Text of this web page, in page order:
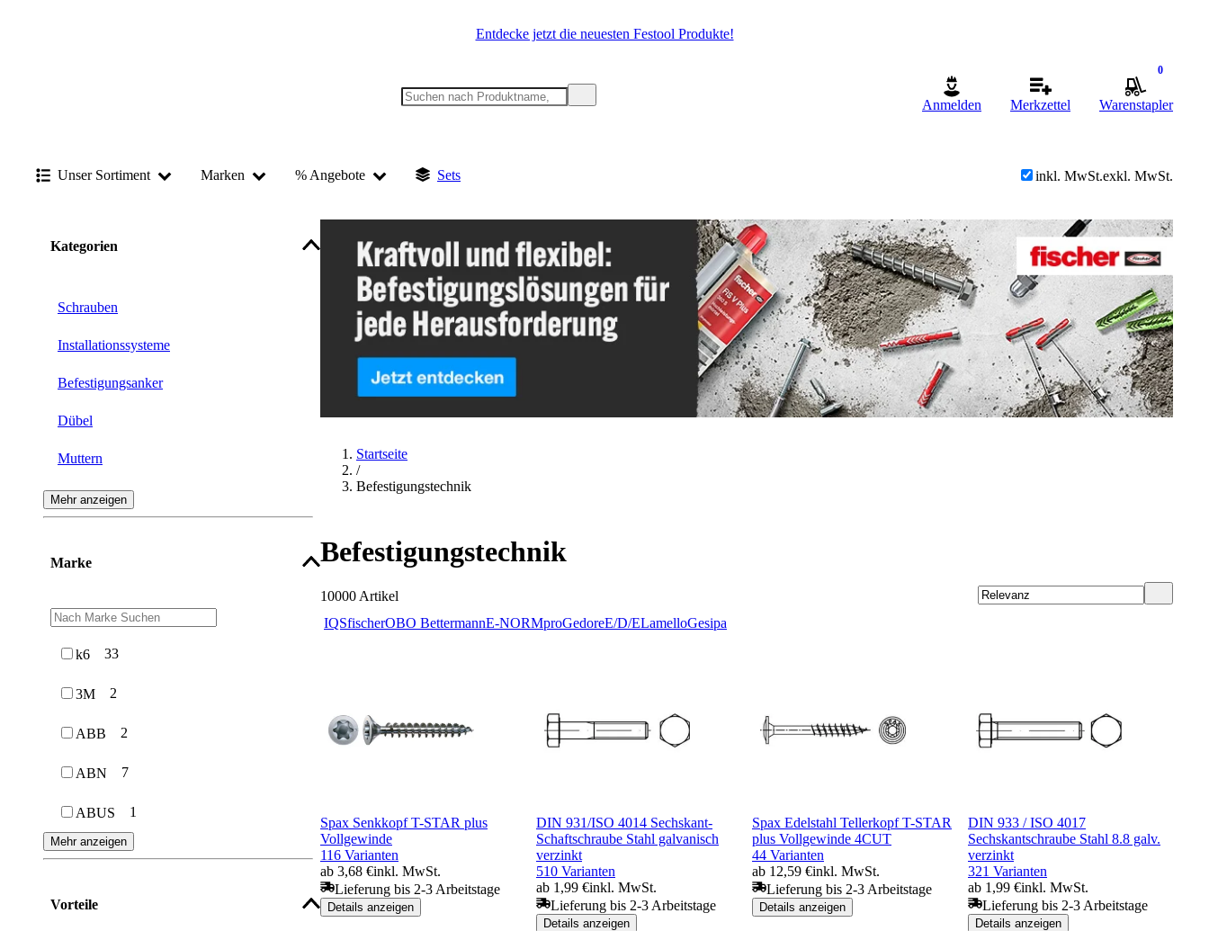
Entdecke jetzt die neuesten Festool Produkte!
Anmelden Merkzettel
0
Warenstapler
Unser Sortiment Marken % Angebote Sets inkl. MwSt.exkl. MwSt.
Kategorien
Schrauben
Installationssysteme
Befestigungsanker
Dübel
Muttern
Scheiben
Schellen
Ringe
Chemische Dübel
Verbinder
Bolzen, Passfedern & Passstifte
Gewindeeinsätze
Mehr anzeigen
Marke
k6 33
3M 2
ABB 2
ABN 7
ABUS 1
Mehr anzeigen
Vorteile
Startseite
/
Befestigungstechnik
Befestigungstechnik
10000 Artikel
IQSfischerOBO BettermannE-NORMproGedoreE/D/ELamelloGesipa
Spax Senkkopf T-STAR plus
Vollgewinde
116 Varianten
ab 3,68 €inkl. MwSt.
Lieferung bis 2-3 Arbeitstage
Details anzeigen
DIN 931/ISO 4014 Sechskant-
Schaftschraube Stahl galvanisch
verzinkt
510 Varianten
ab 1,99 €inkl. MwSt.
Lieferung bis 2-3 Arbeitstage
Details anzeigen
Spax Edelstahl Tellerkopf T-STAR
plus Vollgewinde 4CUT
44 Varianten
ab 12,59 €inkl. MwSt.
Lieferung bis 2-3 Arbeitstage
Details anzeigen
DIN 933 / ISO 4017
Sechskantschraube Stahl 8.8 galv.
verzinkt
321 Varianten
ab 1,99 €inkl. MwSt.
Lieferung bis 2-3 Arbeitstage
Details anzeigen